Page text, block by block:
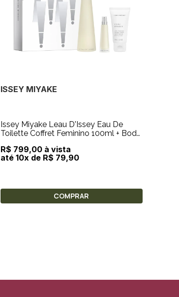
ISSEY MIYAKE
Issey Miyake Leau D'Issey Eau De
Toilette Coffret Feminino 100ml + Body
R$ 799,00 à vista
até 10x de R$ 79,90
COMPRAR